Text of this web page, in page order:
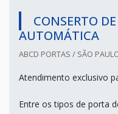
CONSERTO
AUTOMÁTICA
ABCD PORTAS / SÃO
Atendimento exclusivo
Entre os tipos de porta